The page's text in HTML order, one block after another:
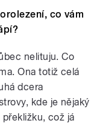
co vám
nelituju. Co
Ona totiž celá
dcera
kde je nějaký
což já